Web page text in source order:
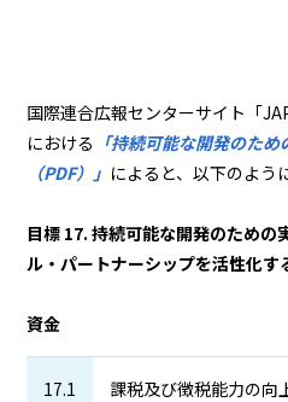
国際連合広報センターサイト「
における 「持続可能な開発のた
（PDF）」 によると、以下のよう
目標 17. 持続可能な開発のための
ル・パートナーシップを活性化す
資金
17.1
課税及び徴税能力の向